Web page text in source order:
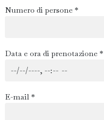
Numero di persone *
Data e ora di prenotazione *
E-mail *